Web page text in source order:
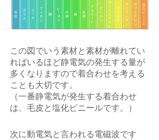
この図でいう素材と素材が離れてい
ればいるほど静電気の発生する量が
多くなりますので着合わせを考える
ことも大切です。
（一番静電気が発生する着合わせ
は、毛皮と塩化ビニールです。）
次に動電気と言われる電磁波です